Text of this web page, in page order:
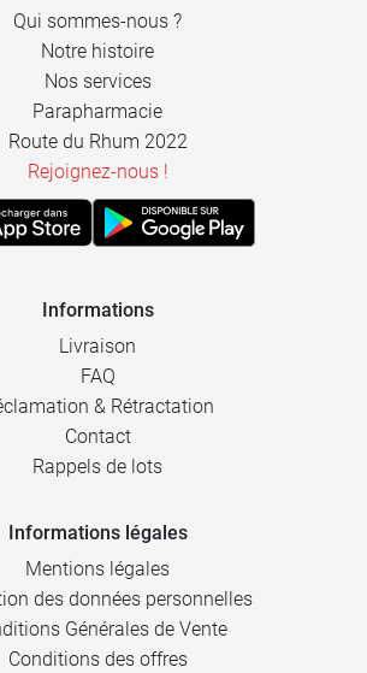
Qui sommes-nous ?
Notre histoire
Nos services
Parapharmacie
Route du Rhum 2022
Rejoignez-nous !
Informations
Livraison
FAQ
& Rétractation
Contact
Rappels de lots
Informations légales
Mentions légales
des données personnelles
Générales de Vente
Conditions des offres